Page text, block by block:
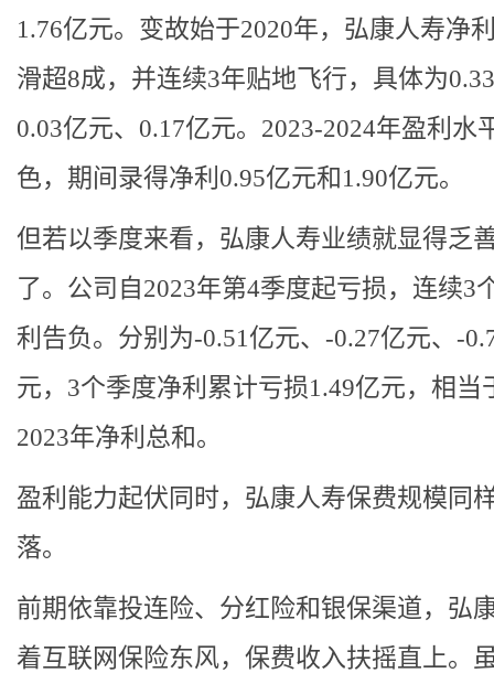
1.76亿元。变故始于2020年，弘康人寿净
滑超8成，并连续3年贴地飞行，具体为
0.03亿元、0.17亿元。2023-2024年盈利水
色，期间录得净利0.95亿元和1.90亿元。
但若以季度来看，弘康人寿业绩就显得乏
了。公司自2023年第4季度起亏损，连续3
利告负。分别为-0.51亿元、-0.27亿元、-
元，3个季度净利累计亏损1.49亿元，相当
2023年净利总和。
盈利能力起伏同时，弘康人寿保费规模同
落。
前期依靠投连险、分红险和银保渠道，弘
着互联网保险东风，保费收入扶摇直上。